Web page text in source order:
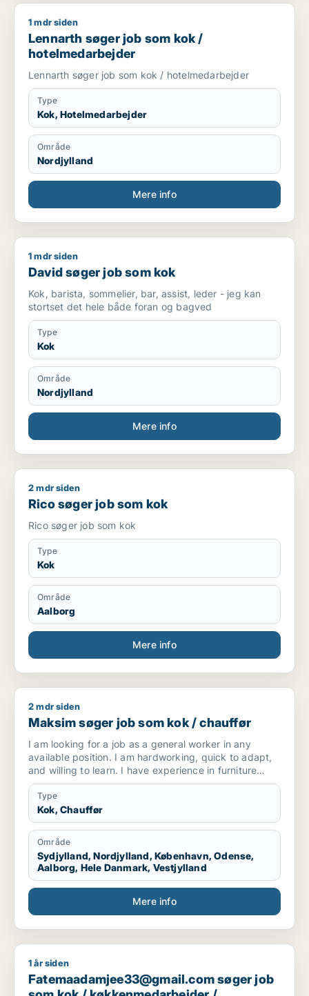
Lennarth søger job som kok / hotelmedarbejder
1 mdr siden
Lennarth søger job som kok /
hotelmedarbejder
Lennarth søger job som kok / hotelmedarbejder
Type
Kok, Hotelmedarbejder
Område
Nordjylland
Mere info
David søger job som kok
1 mdr siden
David søger job som kok
Kok, barista, sommelier, bar, assist, leder - jeg kan
stortset det hele både foran og bagved
Type
Kok
Område
Nordjylland
Mere info
Rico søger job som kok
2 mdr siden
Rico søger job som kok
Rico søger job som kok
Type
Kok
Område
Aalborg
Mere info
Maksim søger job som kok / chauffør
2 mdr siden
Maksim søger job som kok / chauffør
I am looking for a job as a general worker in any
available position. I am hardworking, quick to adapt,
and willing to learn. I have experience in furniture
making and upholstery, but I am open to any kind of
work opportunity.
Type
Kok, Chauffør
Område
Sydjylland, Nordjylland, København, Odense,
Aalborg, Hele Danmark, Vestjylland
Mere info
Fatemaadamjee33@gmail.com søger job som kok /
1 år siden
Fatemaadamjee33@gmail.com søger job